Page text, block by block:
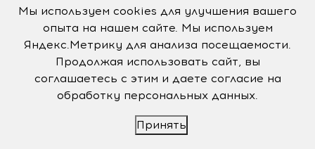
слово, которое замолвят, где надо. Если
ты не из тех счастливчиков, кому удалось
трудоустроиться по чьей-то рекомендации,
придется начать поиски рабочего места самому.
Мне повезло. Мое любимое дело — фотография.
Меня взяли в краевую, старейшую на Кубани
газету «Вольная Кубань» сначала в качестве
Мы используем cookies для улучшения вашего
опыта на нашем сайте. Мы используем
Яндекс.Метрику для анализа посещаемости.
Продолжая использовать сайт, вы
соглашаетесь с этим и даете согласие на
обработку персональных данных.
Принять